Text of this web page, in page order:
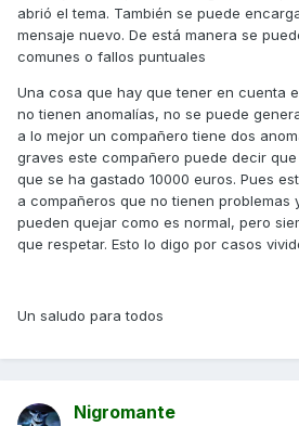
abrió el tema. También se puede
mensaje nuevo. De está manera se
comunes o fallos puntuales
Una cosa que hay que tener en cuenta
no tienen anomalías, no se puede
a lo mejor un compañero tiene dos
graves este compañero puede decir que
que se ha gastado 10000 euros. Pues
a compañeros que no tienen problemas
pueden quejar como es normal, pero
que respetar. Esto lo digo por casos
Un saludo para todos
Nigromante